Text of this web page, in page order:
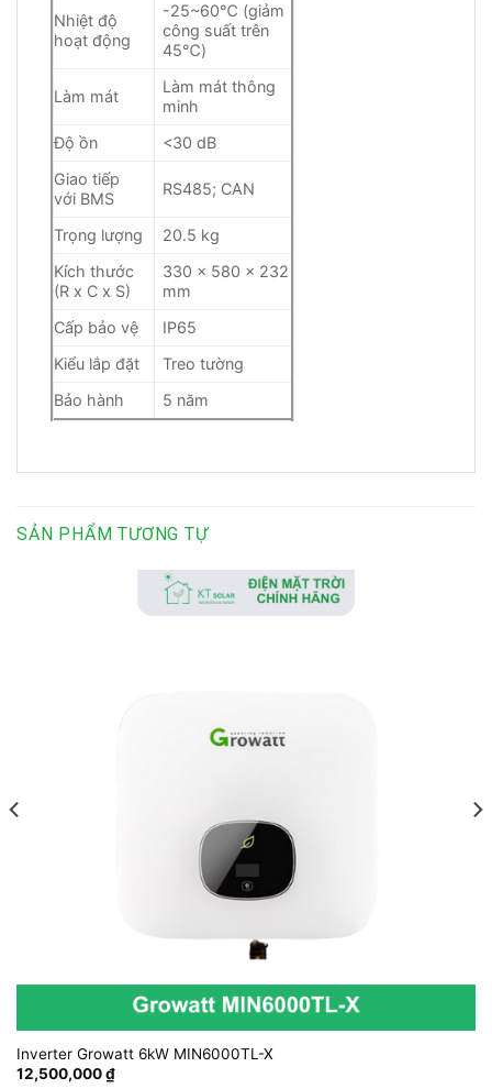
Nhiệt độ
hoạt động
-25~60℃ (giảm
công suất trên
45℃)
Làm mát
Làm mát thông
minh
Độ ồn
<30 dB
Giao tiếp
với BMS
RS485; CAN
Trọng lượng
20.5 kg
Kích thước
(R x C x S)
330 x 580 x 232
mm
Cấp bảo vệ
IP65
Kiểu lắp đặt
Treo tường
Bảo hành
5 năm
SẢN PHẨM TƯƠNG TỰ
Inverter Growatt 6kW MIN6000TL-X
12,500,000₫